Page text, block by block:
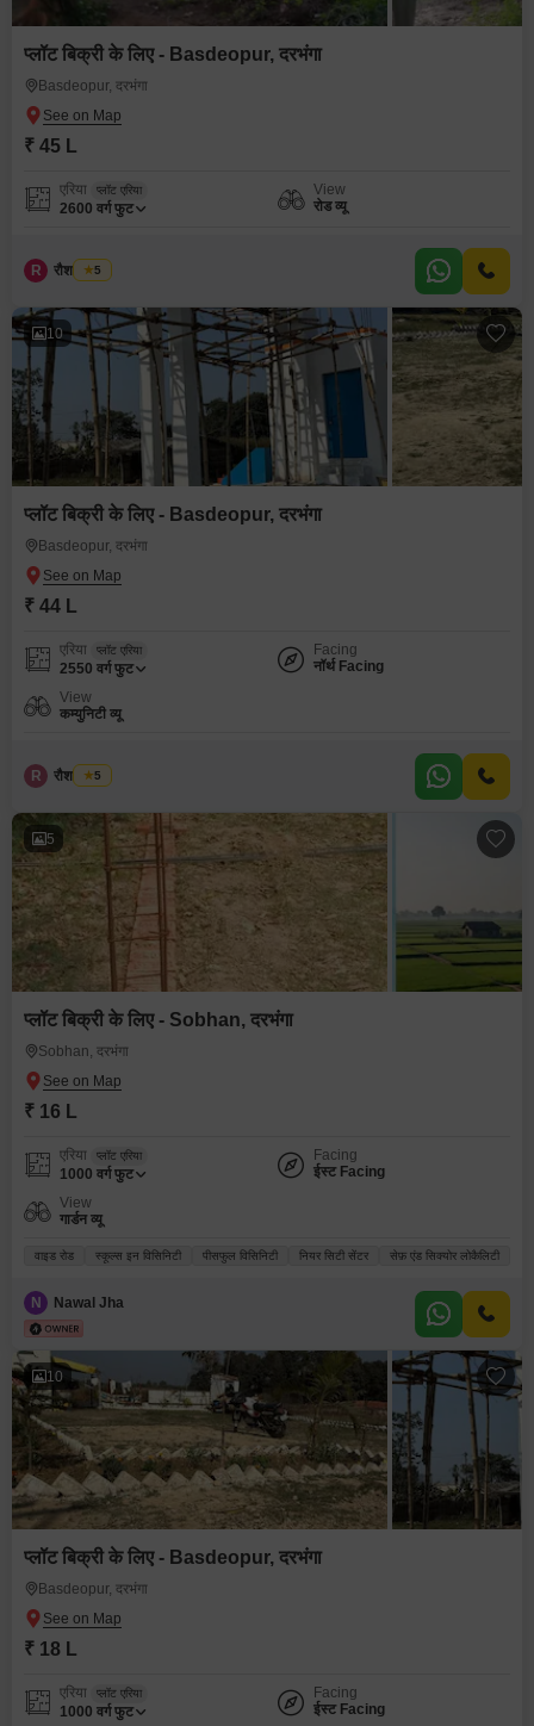
प्लॉट बिक्री के लिए - Basdeopur, दरभंगा
Basdeopur, दरभंगा
₹ 45 L
एरिया प्लॉट एरिया
2600 वर्ग फुट
View
रोड व्यू
R रौशन कुमार
5
10
प्लॉट बिक्री के लिए - Basdeopur, दरभंगा
Basdeopur, दरभंगा
₹ 44 L
एरिया प्लॉट एरिया
2550 वर्ग फुट
Facing
नॉर्थ Facing
View
कम्युनिटी व्यू
R रौशन कुमार
5
5
प्लॉट बिक्री के लिए - Sobhan, दरभंगा
Sobhan, दरभंगा
₹ 16 L
एरिया प्लॉट एरिया
1000 वर्ग फुट
Facing
ईस्ट Facing
View
गार्डन व्यू
वाइड रोड स्कूल्स इन विसिनिटी पीसफुल विसिनिटी नियर सिटी सेंटर सेफ़ एंड सिक्योर लोकैलिटी
N Nawal Jha
10
प्लॉट बिक्री के लिए - Basdeopur, दरभंगा
Basdeopur, दरभंगा
₹ 18 L
एरिया प्लॉट एरिया
1000 वर्ग फुट
Facing
ईस्ट Facing